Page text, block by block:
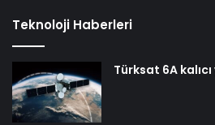
Teknoloji Haberleri
Türksat 6A